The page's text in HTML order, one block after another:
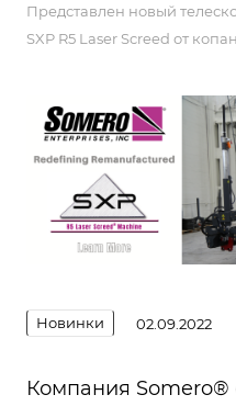
Представлен новый
SXP R5 Laser Screed от
Новинки 02.09.2022
Компания Somero®